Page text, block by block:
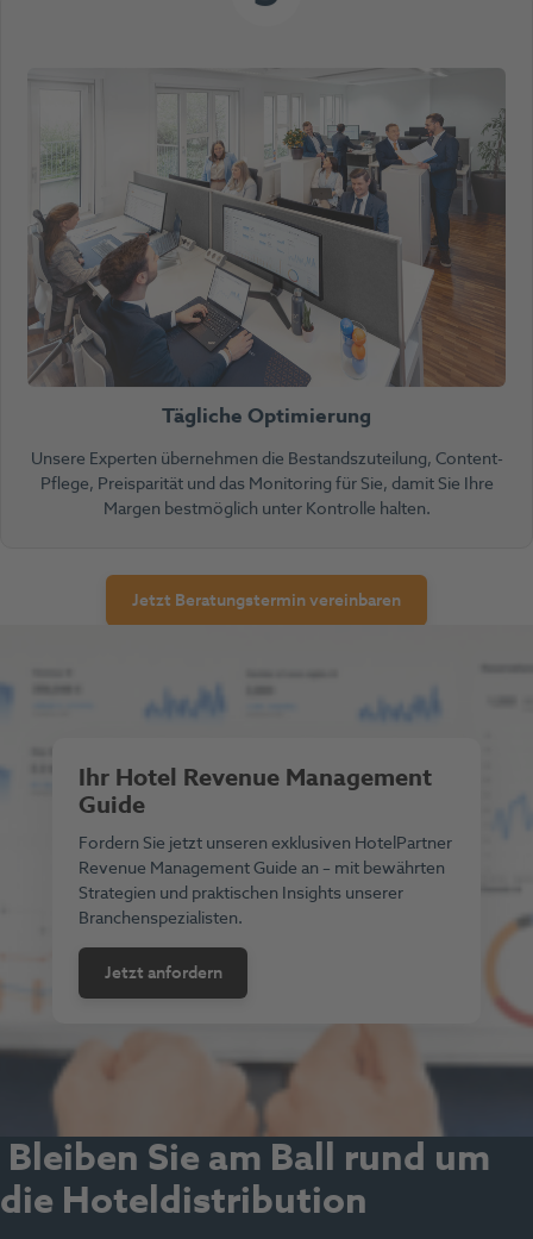
Tägliche Optimierung
Unsere Experten übernehmen die Bestandszuteilung, Content-
Pflege, Preisparität und das Monitoring für Sie, damit Sie Ihre
Margen bestmöglich unter Kontrolle halten.
Jetzt Beratungstermin vereinbaren
Ihr Hotel Revenue Management
Guide
Fordern Sie jetzt unseren exklusiven HotelPartner
Revenue Management Guide an – mit bewährten
Strategien und praktischen Insights unserer
Branchenspezialisten.
Jetzt anfordern
Bleiben Sie am Ball rund um
die Hoteldistribution